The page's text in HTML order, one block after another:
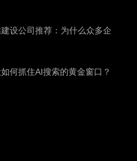
设公司推荐：为什么众多企
何抓住AI搜索的黄金窗口？